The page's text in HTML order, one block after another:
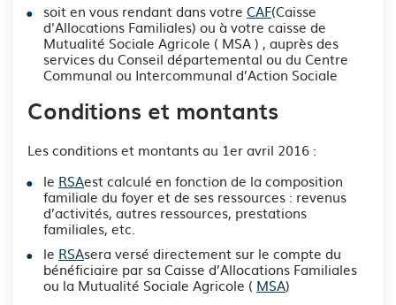
soit en vous rendant dans votre CAF(Caisse
d'Allocations Familiales) ou à votre caisse de
Mutualité Sociale Agricole ( MSA ) , auprès des
services du Conseil départemental ou du Centre
Communal ou Intercommunal d’Action Sociale
Conditions et montants
Les conditions et montants au 1er avril 2016 :
le RSAest calculé en fonction de la composition
familiale du foyer et de ses ressources : revenus
d’activités, autres ressources, prestations
familiales, etc.
le RSAsera versé directement sur le compte du
bénéficiaire par sa Caisse d’Allocations Familiales
ou la Mutualité Sociale Agricole ( MSA)